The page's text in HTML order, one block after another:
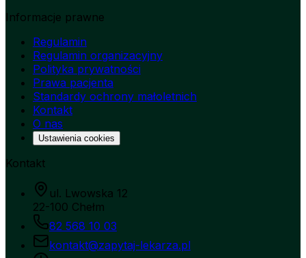
Informacje prawne
Regulamin
Regulamin organizacyjny
Polityka prywatności
Prawa pacjenta
Standardy ochrony małoletnich
Kontakt
O nas
Ustawienia cookies
Kontakt
ul. Lwowska 12
22-100 Chełm
82 568 10 03
kontakt@zapytaj-lekarza.pl